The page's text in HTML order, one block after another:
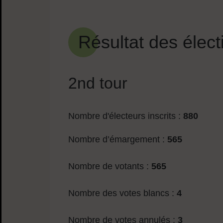
Résultat des
2nd tour
Nombre d'électeurs inscrits : 880
Nombre d’émargement : 565
Nombre de votants : 565
Nombre des votes blancs : 4
Nombre de votes annulés : 3